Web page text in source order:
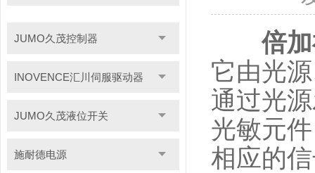
JUMO久茂控制器
INOVENCE汇川伺服驱动器
JUMO久茂液位开关
施耐德电源
倍
它由光
通过光
光敏元
相应的